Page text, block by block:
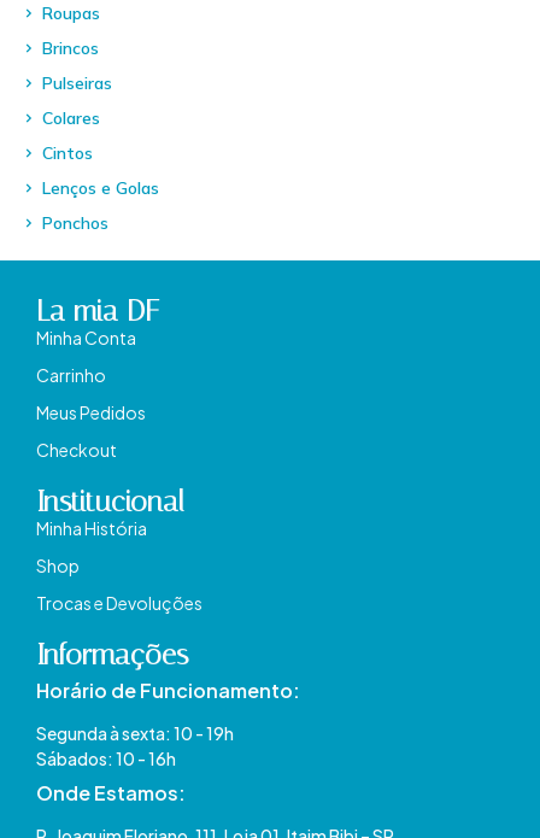
Roupas
Brincos
Pulseiras
Colares
Cintos
Lenços e Golas
Ponchos
La mia DF
Minha Conta
Carrinho
Meus Pedidos
Checkout
Institucional
Minha História
Shop
Trocas e Devoluções
Informações
Horário de Funcionamento:
Segunda à sexta: 10 - 19h
Sábados: 10 - 16h
Onde Estamos​: